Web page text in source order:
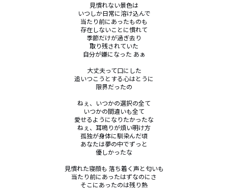
見慣れない景色は
いつしか日常に溶け込んで
当たり前にあったものも
存在しないことに慣れて
季節だけが過ぎ去り
取り残されていた
自分が嫌になった あぁ
大丈夫って口にした
追いつこうとする心はとうに
限界だったの
ねぇ、いつかの選択の全て
いつかの間違いも全て
愛せるようになりたかったな
ねぇ、耳鳴りが煩い明け方
孤独が身体に馴染んだ頃
あなたは夢の中でずっと
優しかったな
見慣れた寝顔も 落ち着く声と匂いも
当たり前にあったはずなのにさ
そこにあったのは残り熱